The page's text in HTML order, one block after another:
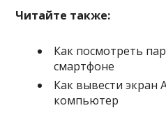
Читайте также:
Как посмотреть
смартфоне
Как вывести экран
компьютер